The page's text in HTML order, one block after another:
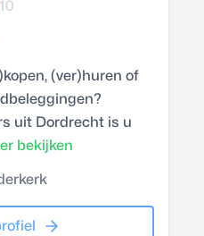
(ver)huren of
uit Dordrecht is u
bekijken